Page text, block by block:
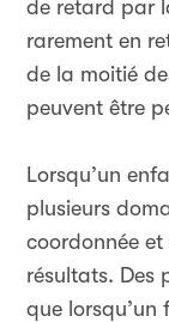
de retard par
rarement en
de la moitié
peuvent être
Lorsqu’un
plusieurs
coordonnée et
résultats. Des
que lorsqu’un